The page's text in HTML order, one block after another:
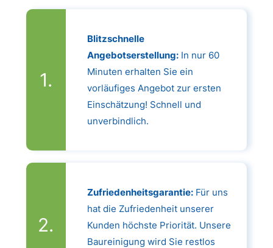
Blitzschnelle
Angebotserstellung:In nur 60
Minuten erhalten Sie ein
vorläufiges Angebot zur ersten
Einschätzung! Schnell und
unverbindlich.
Zufriedenheitsgarantie:Für uns
hat die Zufriedenheit unserer
Kunden höchste Priorität. Unsere
Baureinigung wird Sie restlos